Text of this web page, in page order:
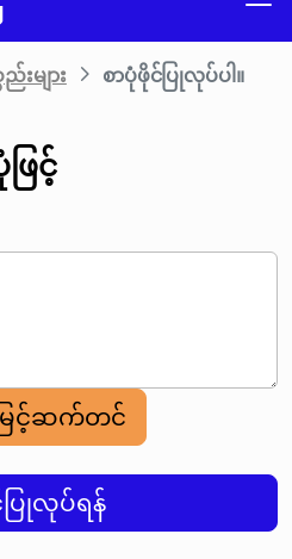
များ စာပုံဖိုင်ပြုလုပ်ပါ။
ြင့်
င့်ဆက်တင်
ပြုလုပ်ရန်